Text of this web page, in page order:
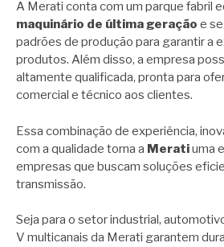
A Merati conta com um parque fabril
maquinário de última geração e
padrões de produção para garantir a
produtos. Além disso, a empresa
altamente qualificada, pronta para
comercial e técnico aos clientes.
Essa combinação de experiência,
com a qualidade torna a Meratiuma
empresas que buscam soluções
transmissão.
Seja para o setor industrial,
V multicanais da Merati garantem